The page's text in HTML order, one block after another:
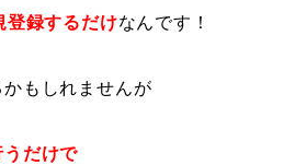
登録するだけなんです！
もしれませんが
うだけで